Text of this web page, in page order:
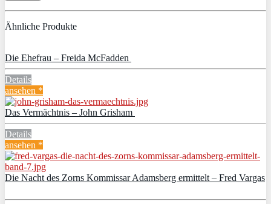
Ähnliche Produkte
Die Ehefrau – Freida McFadden
Details
ansehen *
Das Vermächtnis – John Grisham
Details
ansehen *
Die Nacht des Zorns Kommissar Adamsberg ermittelt – Fred Vargas